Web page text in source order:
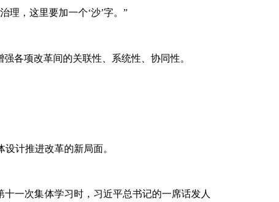
理，这里要加一个‘沙’字。”
各项改革间的关联性、系统性、协同性。
计推进改革的新局面。
一次集体学习时，习近平总书记的一席话发人